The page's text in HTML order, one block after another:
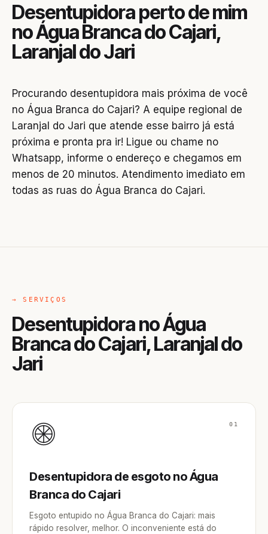
Desentupidora perto de mim
no Água Branca do Cajari,
Laranjal do Jari
Procurando desentupidora mais próxima de você
no Água Branca do Cajari? A equipe regional de
Laranjal do Jari que atende esse bairro já está
próxima e pronta pra ir! Ligue ou chame no
Whatsapp, informe o endereço e chegamos em
menos de 20 minutos. Atendimento imediato em
todas as ruas do Água Branca do Cajari.
→ SERVIÇOS
Desentupidora no Água
Branca do Cajari, Laranjal do
Jari
01
Desentupidora de esgoto no Água
Branca do Cajari
Esgoto entupido no Água Branca do Cajari: mais
rápido resolver, melhor. O inconveniente está do